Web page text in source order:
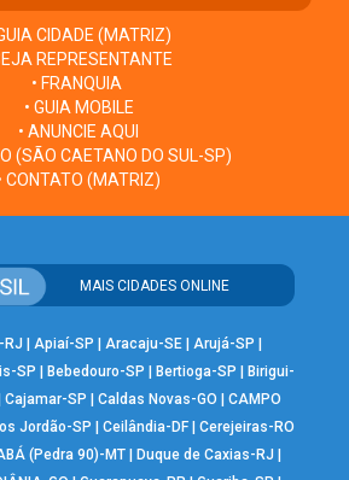
CIDADE (MATRIZ)
REPRESENTANTE
• FRANQUIA
• GUIA MOBILE
• ANUNCIE AQUI
(SÃO CAETANO DO SUL-SP)
CONTATO (MATRIZ)
MAIS CIDADES ONLINE
RJ Apiaí-SP Aracaju-SE| Arujá-SP
SP Bebedouro-SP Bertioga-SP
Birigui-
|Cajamar-SP |Caldas Novas-GO |CAMPO
Jordão-SP Ceilândia-DF| Cerejeiras-RO
(Pedra 90)-MT| Duque de Caxias-RJ